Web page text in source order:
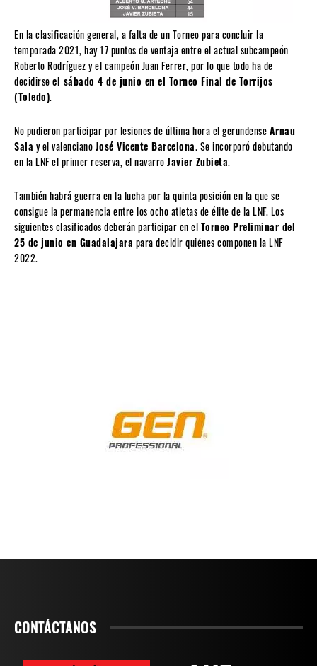
En la clasificación general, a falta de un Torneo para concluir la
temporada 2021, hay 17 puntos de ventaja entre el actual subcampeón
Roberto Rodríguez y el campeón Juan Ferrer, por lo que todo ha de
decidirseel sábado 4 de junio en el Torneo Final de Torrijos
(Toledo).
No pudieron participar por lesiones de última hora el gerundenseArnau
Sala y el valencianoJosé Vicente Barcelona. Se incorporó debutando
en la LNF el primer reserva, el navarroJavier Zubieta.
También habrá guerra en la lucha por la quinta posición en la que se
consigue la permanencia entre los ocho atletas de élite de la LNF. Los
siguientes clasificados deberán participar en elTorneo Preliminar del
25 de junio en Guadalajara para decidir quiénes componen la LNF
2022.
CONTÁCTANOS